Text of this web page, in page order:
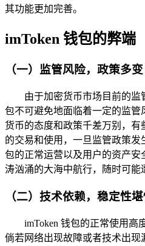
其功能更加完善。
imToken 钱包的弊端
（一）监管风险，政策多变
由于加密货币市场目前的监
包不可避免地面临着一定的监
货币的态度和政策千差万别，有
的交易和使用，一旦监管政策发
包的正常运营以及用户的资产
涛汹涌的大海中航行，随时可能
（二）技术依赖，稳定性
imToken 钱包的正常使用高
倘若网络出现故障或者技术出